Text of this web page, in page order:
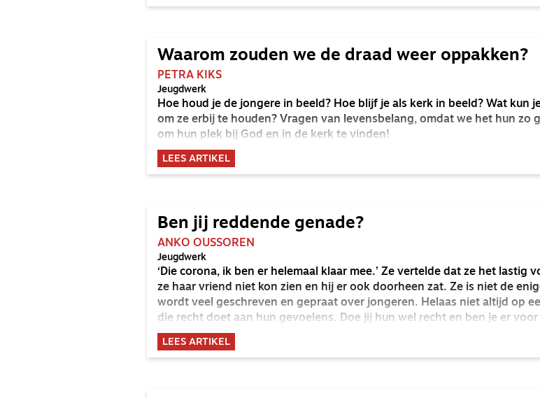
Waarom zouden we de draad weer oppakken?
PETRA KIKS
Jeugdwerk
Hoe houd je de jongere in beeld? Hoe blijf je als kerk in beeld? Wat kun
om ze erbij te houden? Vragen van levensbelang, omdat we het hun zo
om hun plek bij God en in de kerk te vinden!
LEES ARTIKEL
Ben jij reddende genade?
ANKO OUSSOREN
Jeugdwerk
‘Die corona, ik ben er helemaal klaar mee.’ Ze vertelde dat ze het lastig
ze haar vriend niet kon zien en hij er ook doorheen zat. Ze is niet de
wordt veel geschreven en gepraat over jongeren. Helaas niet altijd op
die recht doet aan hun gevoelens. Doe jij hun wel recht en ben je er voor
LEES ARTIKEL